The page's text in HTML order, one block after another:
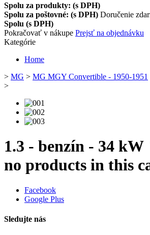
Spolu za produkty: (s DPH)
Spolu za poštovné: (s DPH) Doručenie
Spolu (s DPH)
Pokračovať v nákupe Prejsť na objednávku
Kategórie
Home
> MG > MG MGY Convertible - 1950-1951
>
1.3 - benzín - 34 kW
no products in this
Facebook
Google Plus
Sledujte nás